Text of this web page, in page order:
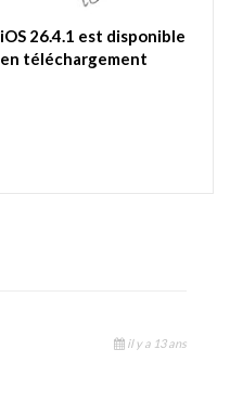
iOS 26.4.1 est disponible
en téléchargement
il y a 13 ans